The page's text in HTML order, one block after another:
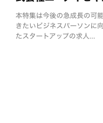
本特集は今後の急成長の可
きたいビジネスパーソンに
たスタートアップの求人...